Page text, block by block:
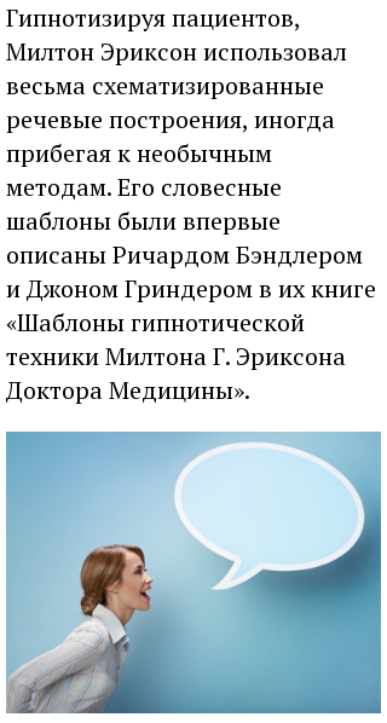
Гипнотизируя пациентов,
Милтон Эриксон использовал
весьма схематизированные
речевые построения, иногда
прибегая к необычным
методам. Его словесные
шаблоны были впервые
описаны Ричардом Бэндлером
и Джоном Гриндером в их книге
«Шаблоны гипнотической
техники Милтона Г. Эриксона
Доктора Медицины».